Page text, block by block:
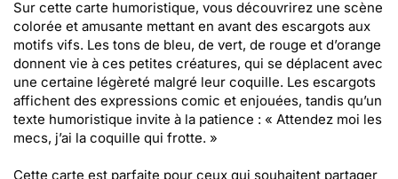
Sur cette carte humoristique, vous découvrirez une scène
colorée et amusante mettant en avant des escargots aux
motifs vifs. Les tons de bleu, de vert, de rouge et d’orange
donnent vie à ces petites créatures, qui se déplacent avec
une certaine légèreté malgré leur coquille. Les escargots
affichent des expressions comic et enjouées, tandis qu’un
texte humoristique invite à la patience : « Attendez moi les
mecs, j’ai la coquille qui frotte. »
Cette carte est parfaite pour ceux qui souhaitent partager